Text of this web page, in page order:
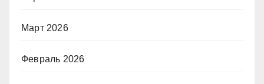
Март 2026
Февраль 2026